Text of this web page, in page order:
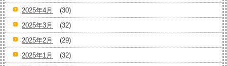
2025年4月
(30)
2025年3月
(32)
2025年2月
(29)
2025年1月
(32)